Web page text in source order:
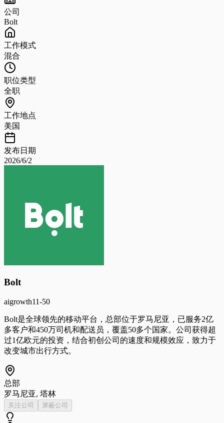
公司
Bolt
工作模式
混合
职位类型
全职
工作地点
美国
发布日期
2026/6/2
Bolt
aigrowth11-50
Bolt是全球领先的移动平台，总部位于罗马尼亚，已服务2亿
多客户和450万司机和配送员，覆盖50多个国家。公司获得超
过1亿欧元的投资，结合初创公司的速度和规模效应，致力于
改变城市出行方式。
总部
罗马尼亚, 塔林
关注公司 屏蔽公司